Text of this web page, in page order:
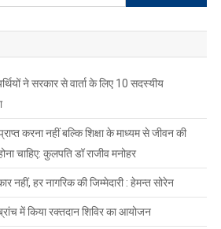
for:
ने सरकार से वार्ता के लिए 10 सदस्यीय
प्राप्त करना नहीं बल्कि शिक्षा के माध्यम से जीवन की
चाहिए: कुलपति डॉ राजीव मनोहर
नहीं, हर नागरिक की जिम्मेदारी : हेमन्त सोरेन
में किया रक्तदान शिविर का आयोजन